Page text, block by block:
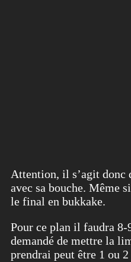
Attention, il s’agit donc
avec sa bouche. Même si
le final en bukkake.
Pour ce plan il faudra 8-
demandé de mettre la
prendrai peut être 1 ou